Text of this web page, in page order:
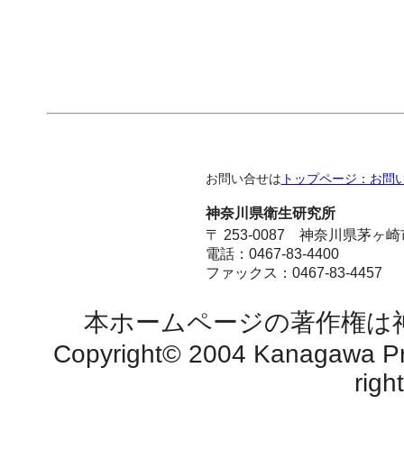
お問い合せは トップページ：お問
神奈川県衛生研究所
〒 253-0087 神奈川県茅ヶ崎
電話：0467-83-4400
ファックス：0467-83-4457
本ホームページの著作権は
Copyright© 2004 Kanagawa